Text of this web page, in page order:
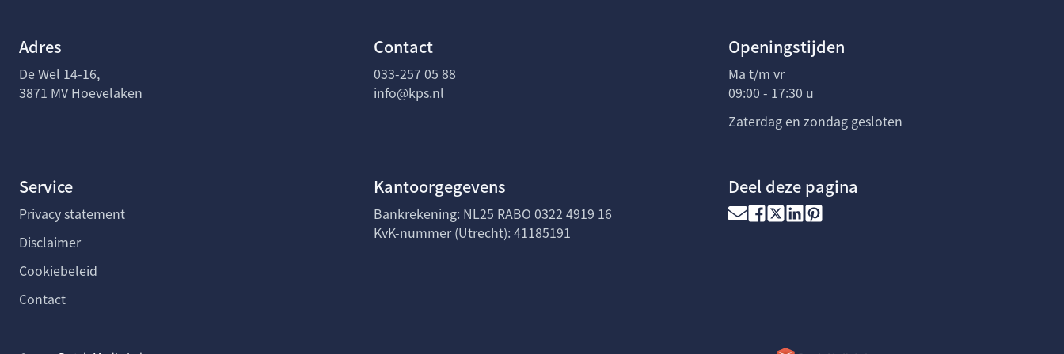
Adres
De Wel 14-16,
3871 MV Hoevelaken
Contact
033-257 05 88
info@kps.nl
Openingstijden
Ma t/m vr
09:00 - 17:30 u
Zaterdag en zondag gesloten
Service
Privacy statement
Disclaimer
Cookiebeleid
Contact
Kantoorgegevens
Bankrekening: NL25 RABO 0322 4919 16
KvK-nummer (Utrecht): 41185191
Deel deze pagina